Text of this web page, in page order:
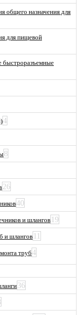
общего назначения для
для пищевой
быстроразъемные
4
8
26
40
и шлангов 19
и шлангов 11
труб4
36